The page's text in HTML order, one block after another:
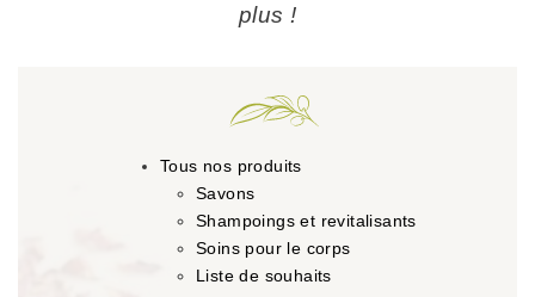
plus !
Tous nos produits
Savons
Shampoings et revitalisants
Soins pour le corps
Liste de souhaits